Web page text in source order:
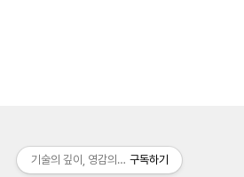
기술의 깊이, 영감의 높이, 배움의 너비
구독하기